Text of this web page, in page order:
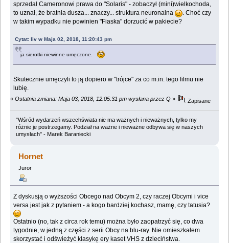
sprzedał Cameronowi prawa do "Solaris" - zobaczył (mini)wielkochoda,
to uznał, że bratnia dusza... znaczy... struktura neuronalna
. Choć czy
w takim wypadku nie powinien "Fiaska" dorzucić w pakiecie?
Cytat: liv w Maja 02, 2018, 11:20:43 pm
ja sierotki niewinne umęczone.
Skutecznie umęczyli to ją dopiero w "trójce" za co m.in. tego filmu nie
lubię.
« Ostatnia zmiana: Maja 03, 2018, 12:05:31 pm wysłana przez Q » Zapisane
"Wśród wydarzeń wszechświata nie ma ważnych i nieważnych, tylko my
różnie je postrzegamy. Podział na ważne i nieważne odbywa się w naszych
umysłach" - Marek Baraniecki
Hornet
Juror
Z dyskusją o wyższości Obcego nad Obcym 2, czy raczej Obcymi i vice
versa jest jak z pytaniem - a kogo bardziej kochasz, mamę, czy tatusia?
Ostatnio (no, tak z circa rok temu) można było zaopatrzyć się, co dwa
tygodnie, w jedną z części z serii Obcy na blu-ray. Nie omieszkałem
skorzystać i odświeżyć klasykę ery kaset VHS z dzieciństwa.